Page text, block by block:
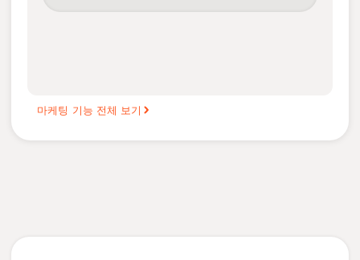
마케팅 기능 전체 보기